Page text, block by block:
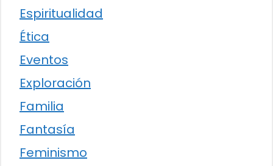
Espiritualidad
Ética
Eventos
Exploración
Familia
Fantasía
Feminismo